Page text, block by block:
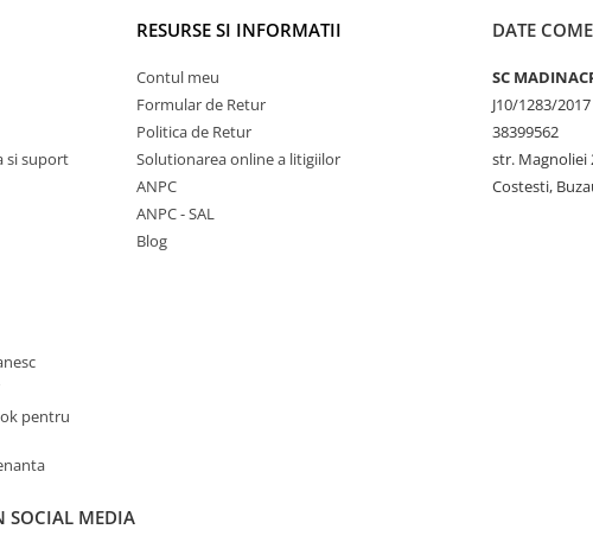
si suport
pentru
RESURSE SI INFORMATII
Contul meu
Formular de Retur
Politica de Retur
Solutionarea online a litigiilor
ANPC
ANPC - SAL
Blog
DATE
SC
J10/1283/2017
38399562
str. Magnoliei
Costesti,
SOCIAL MEDIA